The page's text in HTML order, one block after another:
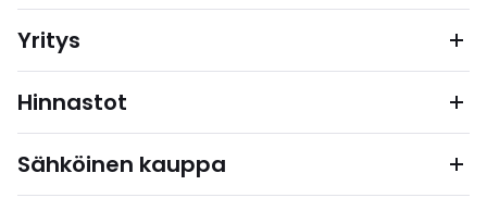
Yritys
Hinnastot
Sähköinen kauppa